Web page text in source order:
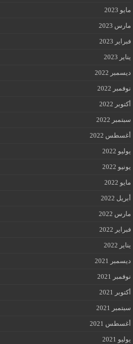
مايو 2023
مارس 2023
فبراير 2023
يناير 2023
ديسمبر 2022
نوفمبر 2022
أكتوبر 2022
سبتمبر 2022
أغسطس 2022
يوليو 2022
يونيو 2022
مايو 2022
أبريل 2022
مارس 2022
فبراير 2022
يناير 2022
ديسمبر 2021
نوفمبر 2021
أكتوبر 2021
سبتمبر 2021
أغسطس 2021
يوليو 2021